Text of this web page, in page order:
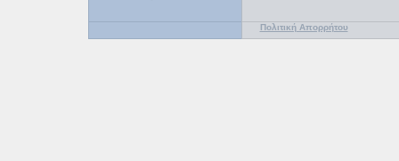
Πολιτική Απορρήτου